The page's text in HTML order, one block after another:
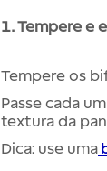
1. Tempere e
Tempere os
Passe cada
textura da
Dica: use uma